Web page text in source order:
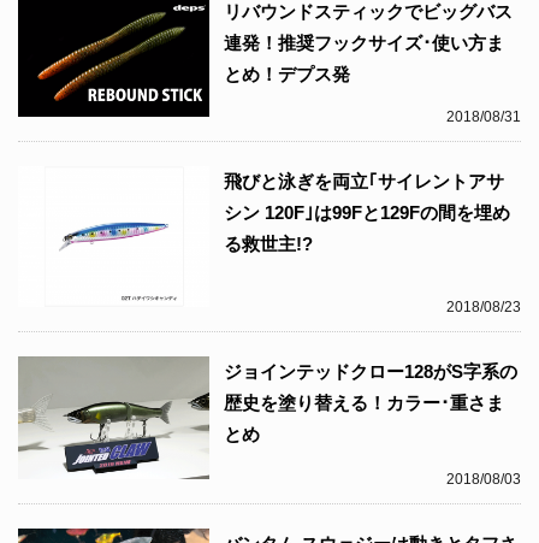
2018/08/31
リバウンドスティックでビッグバス
連発！推奨フックサイズ･使い方ま
とめ！デプス発
2018/08/23
飛びと泳ぎを両立｢サイレントアサ
シン 120F｣は99Fと129Fの間を埋め
る救世主!?
2018/08/03
ジョインテッドクロー128がS字系の
歴史を塗り替える！カラー･重さま
とめ